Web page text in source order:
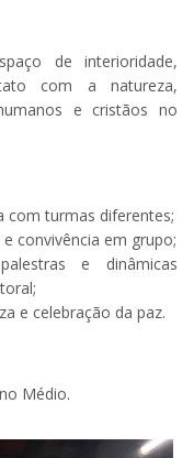
de interioridade,
com a natureza,
e cristãos no
com turmas diferentes;
convivência em grupo;
e dinâmicas
e celebração da paz.
Médio.